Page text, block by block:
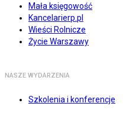
Mała księgowość
Kancelarierp.pl
Wieści Rolnicze
Życie Warszawy
NASZE WYDARZENIA
Szkolenia i konferencje